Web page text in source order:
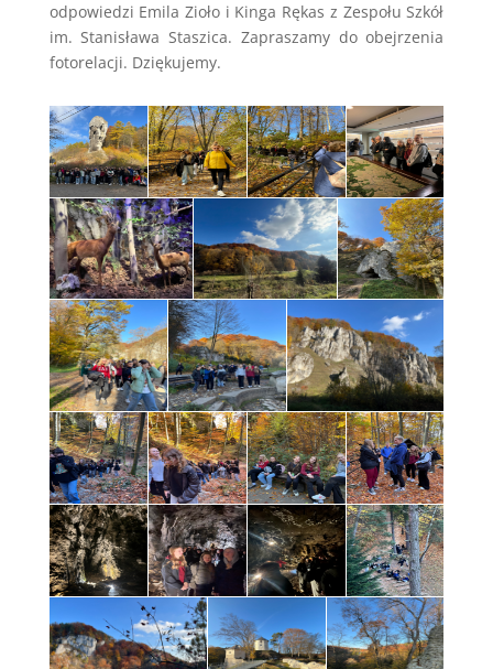
odpowiedzi Emila Zioło i Kinga Rękas z Zespołu Szkół
im. Stanisława Staszica. Zapraszamy do obejrzenia
fotorelacji. Dziękujemy.